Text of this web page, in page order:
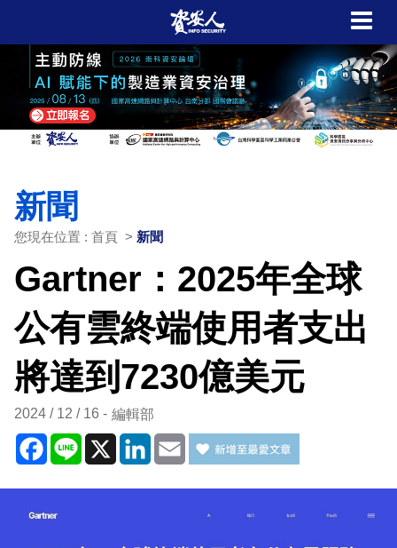
新聞
您現在位置 : 首頁 > 新聞
Gartner：2025年全球
公有雲終端使用者支出
將達到7230億美元
2024 / 12 / 16 編輯部
Facebook
Line X LinkedIn
Email